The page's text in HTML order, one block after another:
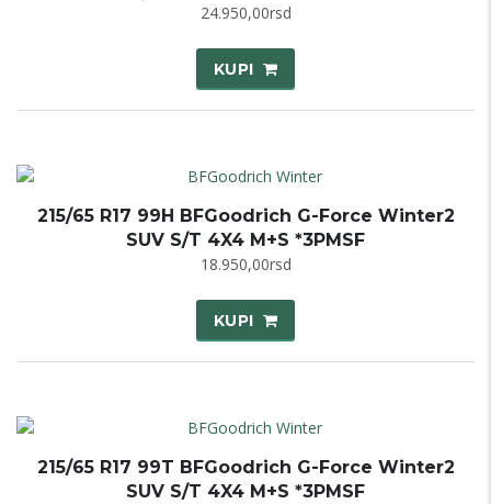
24.950,00rsd
KUPI
215/65 R17 99H BFGoodrich G-Force Winter2
SUV S/T 4X4 M+S *3PMSF
18.950,00rsd
KUPI
215/65 R17 99T BFGoodrich G-Force Winter2
SUV S/T 4X4 M+S *3PMSF